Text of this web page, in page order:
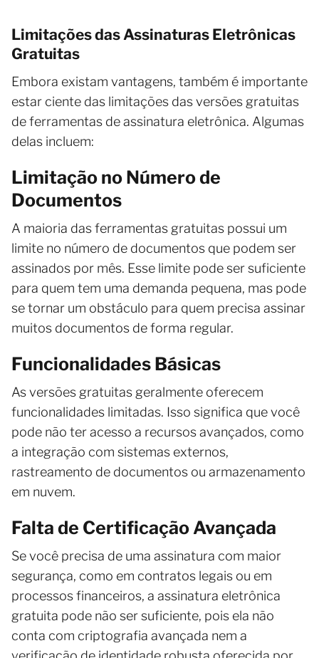
Limitações das Assinaturas Eletrônicas
Gratuitas
Embora existam vantagens, também é importante
estar ciente das limitações das versões gratuitas
de ferramentas de assinatura eletrônica. Algumas
delas incluem:
Limitação no Número de
Documentos
A maioria das ferramentas gratuitas possui um
limite no número de documentos que podem ser
assinados por mês. Esse limite pode ser suficiente
para quem tem uma demanda pequena, mas pode
se tornar um obstáculo para quem precisa assinar
muitos documentos de forma regular.
Funcionalidades Básicas
As versões gratuitas geralmente oferecem
funcionalidades limitadas. Isso significa que você
pode não ter acesso a recursos avançados, como
a integração com sistemas externos,
rastreamento de documentos ou armazenamento
em nuvem.
Falta de Certificação Avançada
Se você precisa de uma assinatura com maior
segurança, como em contratos legais ou em
processos financeiros, a assinatura eletrônica
gratuita pode não ser suficiente, pois ela não
conta com criptografia avançada nem a